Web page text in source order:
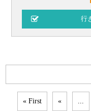
« First «